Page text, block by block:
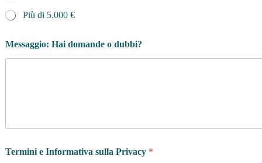
Più di 5.000 €
Messaggio: Hai domande o dubbi?
Termini e Informativa sulla Privacy *